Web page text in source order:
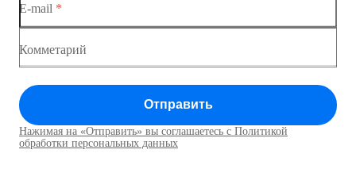
Коммутатор доступа MES1428
Коммутаторы доступа01
E-mail *
Комметарий
Отправить
Нажимая на «Отправить» вы соглашаетесь с Политикой
обработки персональных данных